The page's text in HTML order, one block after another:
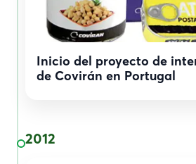
Inicio del proyecto de
de Covirán en Portugal
2012